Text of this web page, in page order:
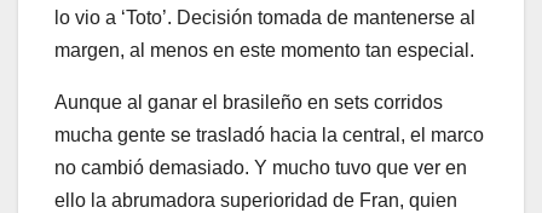
lo vio a ‘Toto’. Decisión tomada de mantenerse al
margen, al menos en este momento tan especial.
Aunque al ganar el brasileño en sets corridos
mucha gente se trasladó hacia la central, el marco
no cambió demasiado. Y mucho tuvo que ver en
ello la abrumadora superioridad de Fran, quien